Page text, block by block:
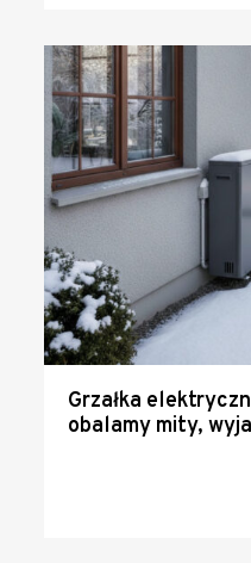
Grzałka
obalamy mity,